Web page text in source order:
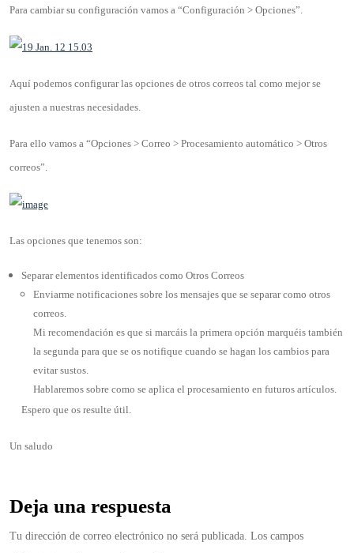
Para cambiar su configuración vamos a “Configuración > Opciones”.
Aquí podemos configurar las opciones de otros correos tal como mejor se
ajusten a nuestras necesidades.
Para ello vamos a “Opciones > Correo > Procesamiento automático > Otros
correos”.
Las opciones que tenemos son:
Separar elementos identificados como Otros Correos
Enviarme notificaciones sobre los mensajes que se separar como otros
correos.
Mi recomendación es que si marcáis la primera opción marquéis también
la segunda para que se os notifique cuando se hagan los cambios para
evitar sustos.
Hablaremos sobre como se aplica el procesamiento en futuros artículos.
Espero que os resulte útil.
Un saludo
Deja una respuesta
Tu dirección de correo electrónico no será publicada. Los campos